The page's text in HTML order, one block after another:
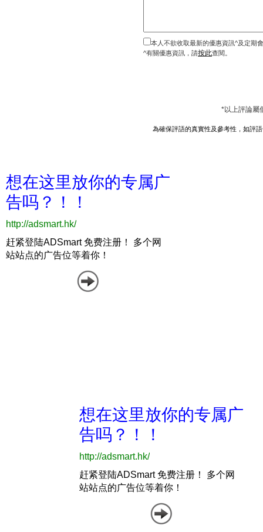
本人不欲收取最新的優惠資訊^及定期
^有關優惠資訊，請按此查閱。
*以上評論屬
為確保評語的真實性及參考性，如評